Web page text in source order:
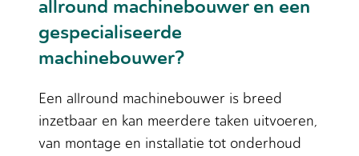
allround machinebouwer en een
gespecialiseerde
machinebouwer?
Een allround machinebouwer is breed
inzetbaar en kan meerdere taken uitvoeren,
van montage en installatie tot onderhoud